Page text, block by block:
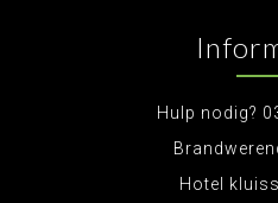
Hulp nodig?
Hotel